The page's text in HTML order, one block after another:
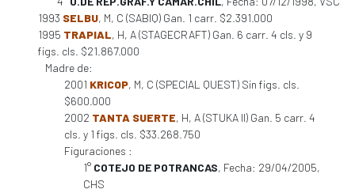
1993 SELBU, M, C (SABIQ) Gan. 1 carr. $2.391.000
1995 TRAPIAL, H, A (STAGECRAFT) Gan. 6 carr. 4 cls. y 9
figs. cls. $21.867.000
Madre de:
2001 KRICOP, M, C (SPECIAL QUEST) Sin figs. cls.
$600.000
2002 TANTA SUERTE, H, A (STUKA II) Gan. 5 carr. 4
cls. y 1 figs. cls. $33.268.750
Figuraciones :
1° COTEJO DE POTRANCAS, Fecha: 29/04/2005,
CHS